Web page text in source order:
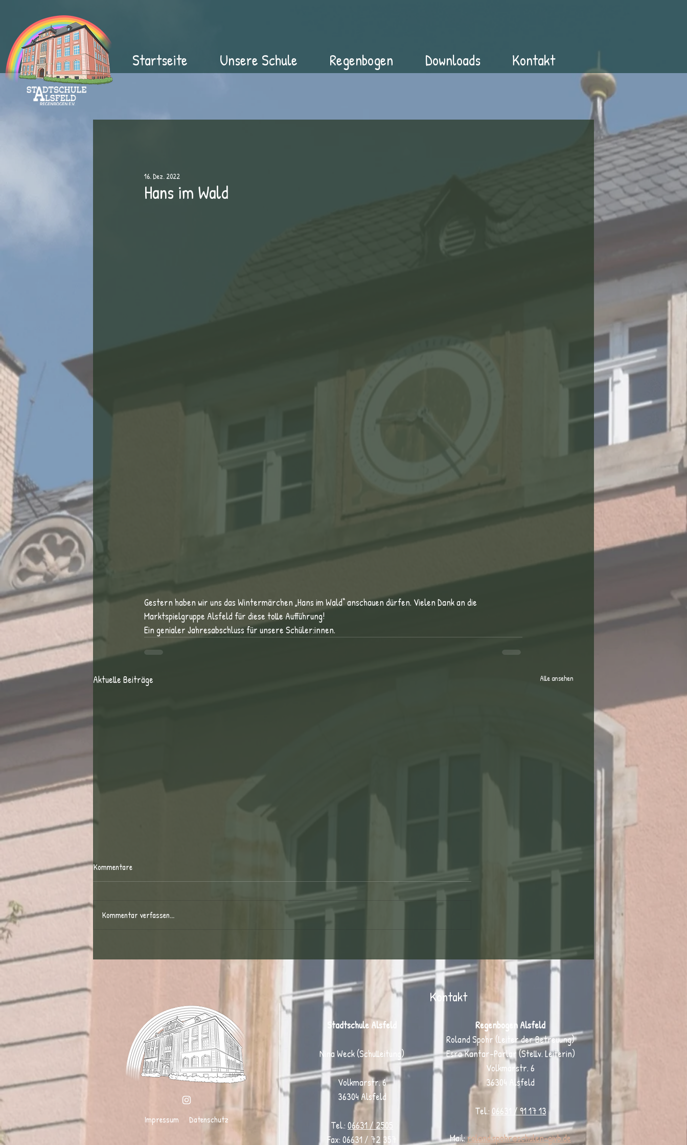
Startseite Unsere Schule Regenbogen Downloads Kontakt
Hans im Wald
16. Dez. 2022
Gestern haben wir uns das Wintermärchen „Hans im Wald“ anschauen dürfen. Vielen Dank an die
Marktspielgruppe Alsfeld für diese tolle Aufführung!
Ein genialer Jahresabschluss für unsere Schüler:innen.
Aktuelle Beiträge Alle ansehen
Bewegung, Teamgeist und
Kommentare
Kommentar verfassen...
Kontakt
Stadtschule Alsfeld
Nina Weck (Schulleitung)
Volkmarstr. 6
36304 Alsfeld
Tel.: 06631 / 2505
Fax: 06631 / 72 357
Impressum Datenschutz
Regenbogen Alsfeld
Roland Spohr (Leiter der Betreuung)
Esra Kantar-Parlar (Stellv. Leiterin)
Volkmarstr. 6
36304 Alsfeld
Tel.: 06631 / 91 17 13
Mail:roland.spohr@schulen-givb.de